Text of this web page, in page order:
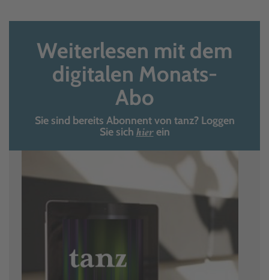
Weiterlesen mit dem
digitalen Monats-
Abo
Sie sind bereits Abonnent von tanz? Loggen
Sie sich hierein